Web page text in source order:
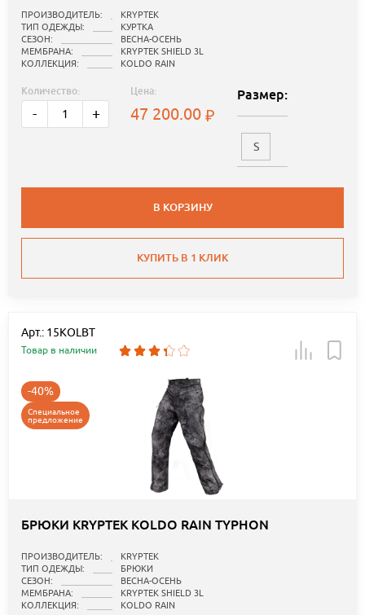
ПРОИЗВОДИТЕЛЬ:
KRYPTEK
ТИП ОДЕЖДЫ:
КУРТКА
СЕЗОН:
ВЕСНА-ОСЕНЬ
МЕМБРАНА:
KRYPTEK SHIELD 3L
КОЛЛЕКЦИЯ:
KOLDO RAIN
Количество:
- +
Цена:
47 200.00
Размер:
S
В КОРЗИНУ
КУПИТЬ В 1 КЛИК
Арт.: 15KOLBT
Товар в наличии
-40%
Специальное
предложение
БРЮКИ KRYPTEK KOLDO RAIN TYPHON
ПРОИЗВОДИТЕЛЬ:
KRYPTEK
ТИП ОДЕЖДЫ:
БРЮКИ
СЕЗОН:
ВЕСНА-ОСЕНЬ
МЕМБРАНА:
KRYPTEK SHIELD 3L
КОЛЛЕКЦИЯ:
KOLDO RAIN